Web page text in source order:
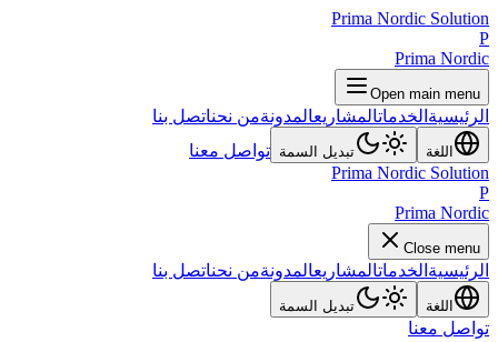
Prima Nordic Solution
P
Prima Nordic
Open main menu
الرئيسية الخدماتالمشاريعالمدونةمن نحناتصل بنا
اللغة تبديل السمة تواصل معنا
Prima Nordic Solution
P
Prima Nordic
Close menu
الرئيسية الخدماتالمشاريعالمدونةمن نحناتصل بنا
اللغة تبديل السمة
تواصل معنا